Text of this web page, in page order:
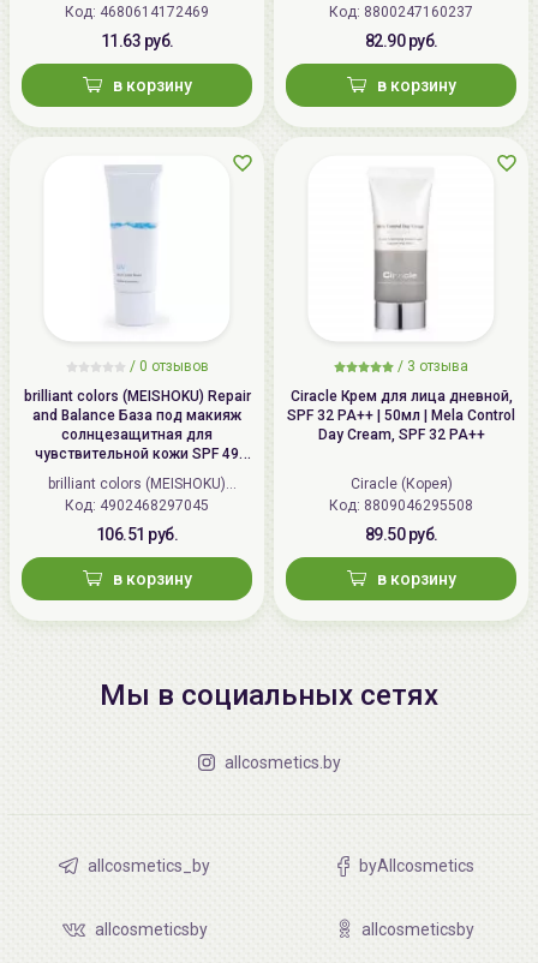
Код: 4680614172469
11.63 руб.
в корзину
Код: 8800247160237
82.90 руб.
в корзину
/ 0 отзывов
brilliant colors (MEISHOKU) Repair
and Balance База под макияж
солнцезащитная для
чувствительной кожи SPF 49
PA+++, Восстановление и
баланс | 40г | Repair and Balance
Skin Care UV Base SPF 49 PA+++
brilliant colors (MEISHOKU)
(Япония)
Код: 4902468297045
106.51 руб.
в корзину
/ 3 отзыва
Ciracle Крем для лица дневной,
SPF 32 PA++ | 50мл | Mela Control
Day Cream, SPF 32 PA++
Ciracle (Корея)
Код: 8809046295508
89.50 руб.
в корзину
Мы в социальных сетях
allcosmetics.by
allcosmetics_by byAllcosmetics
allcosmeticsby allcosmeticsby